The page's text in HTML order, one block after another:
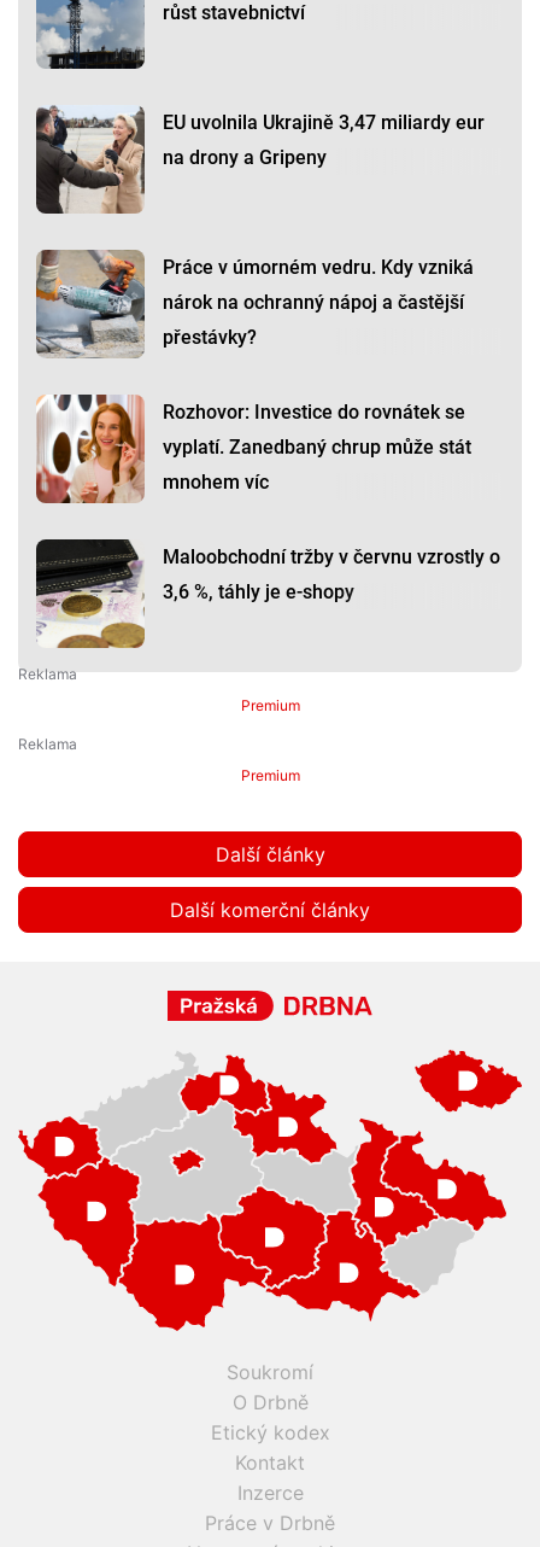
růst stavebnictví
EU uvolnila Ukrajině 3,47 miliardy eur
na drony a Gripeny
Práce v úmorném vedru. Kdy vzniká
nárok na ochranný nápoj a častější
přestávky?
Rozhovor: Investice do rovnátek se
vyplatí. Zanedbaný chrup může stát
mnohem víc
Maloobchodní tržby v červnu vzrostly o
3,6 %, táhly je e-shopy
Premium
Premium
Další články
Další komerční články
Soukromí
O Drbně
Etický kodex
Kontakt
Inzerce
Práce v Drbně